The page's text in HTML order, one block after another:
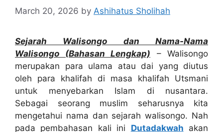
March 20, 2026 by Ashihatus Sholihah
Sejarah Walisongo dan Nama-Nama
Walisongo (Bahasan Lengkap) – Walisongo
merupakan para ulama atau dai yang diutus
oleh para khalifah di masa khalifah Utsmani
untuk menyebarkan Islam di nusantara.
Sebagai seorang muslim seharusnya kita
mengetahui nama dan sejarah walisongo. Nah
pada pembahasan kali ini Dutadakwah akan